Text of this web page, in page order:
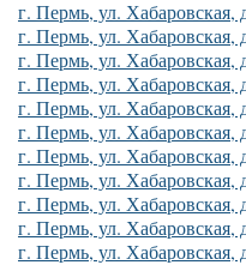
г. Пермь, ул. Хабаровская,
г. Пермь, ул. Хабаровская,
г. Пермь, ул. Хабаровская,
г. Пермь, ул. Хабаровская,
г. Пермь, ул. Хабаровская,
г. Пермь, ул. Хабаровская,
г. Пермь, ул. Хабаровская,
г. Пермь, ул. Хабаровская,
г. Пермь, ул. Хабаровская,
г. Пермь, ул. Хабаровская,
г. Пермь, ул. Хабаровская,